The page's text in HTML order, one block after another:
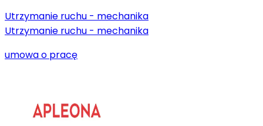
Utrzymanie ruchu - mechanika
Utrzymanie ruchu - mechanika
umowa o pracę